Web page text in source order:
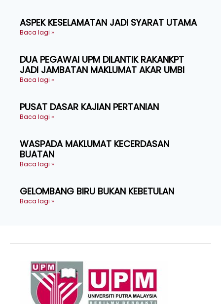
ASPEK KESELAMATAN JADI SYARAT UTAMA
Baca lagi »
DUA PEGAWAI UPM DILANTIK RAKANKPT
JADI JAMBATAN MAKLUMAT AKAR UMBI
Baca lagi »
PUSAT DASAR KAJIAN PERTANIAN
Baca lagi »
WASPADA MAKLUMAT KECERDASAN
BUATAN
Baca lagi »
GELOMBANG BIRU BUKAN KEBETULAN
Baca lagi »